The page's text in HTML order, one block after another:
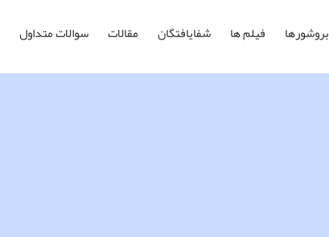
بروشورها فیلم ها شفایافتگان مقالات سوالات متداول